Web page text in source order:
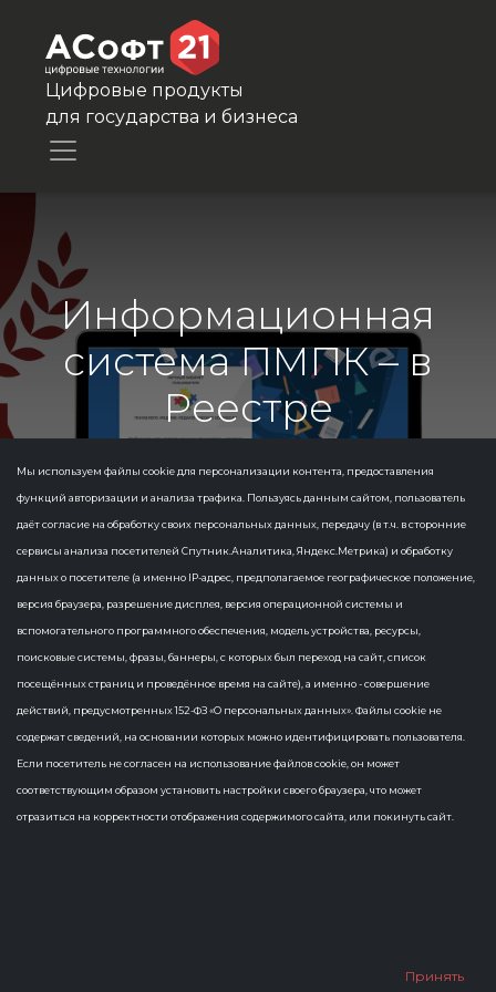
Цифровые продукты
для государства и бизнеса
Информационная
система ПМПК – в
Реестре
отечественного
программного
обеспечения
Решение вынес Экспертный совет при
Минцифры России
Мы используем файлы cookie для персонализации контента, предоставления
функций авторизации и анализа трафика. Пользуясь данным сайтом, пользователь
даёт согласие на обработку своих персональных данных, передачу (в т.ч. в сторонние
сервисы анализа посетителей Спутник.Аналитика, Яндекс.Метрика) и обработку
данных о посетителе (а именно IP-адрес, предполагаемое географическое положение,
версия браузера, разрешение дисплея, версия операционной системы и
вспомогательного программного обеспечения, модель устройства, ресурсы,
поисковые системы, фразы, баннеры, с которых был переход на сайт, список
посещённых страниц и проведённое время на сайте), а именно - совершение
действий, предусмотренных 152-ФЗ «О персональных данных». Файлы cookie не
содержат сведений, на основании которых можно идентифицировать пользователя.
Если посетитель не согласен на использование файлов cookie, он может
соответствующим образом установить настройки своего браузера, что может
отразиться на корректности отображения содержимого сайта, или покинуть сайт.
Принять